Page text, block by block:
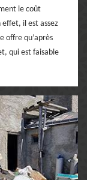
le coût
il est assez
offre qu’après
qui est faisable